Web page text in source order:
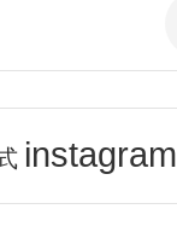
instagram